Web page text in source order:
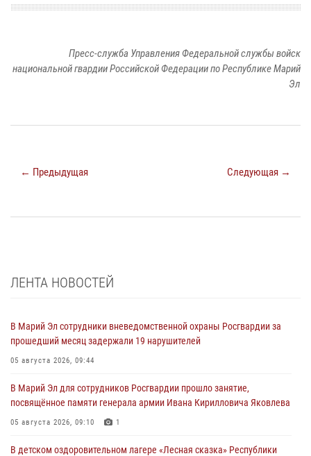
Пресс-служба Управления Федеральной службы войск
национальной гвардии Российской Федерации по Республике Марий
Эл
← Предыдущая Следующая →
ЛЕНТА НОВОСТЕЙ
В Марий Эл сотрудники вневедомственной охраны Росгвардии за
прошедший месяц задержали 19 нарушителей
05 августа 2026, 09:44
В Марий Эл для сотрудников Росгвардии прошло занятие,
посвящённое памяти генерала армии Ивана Кирилловича Яковлева
05 августа 2026, 09:10 1
В детском оздоровительном лагере «Лесная сказка» Республики